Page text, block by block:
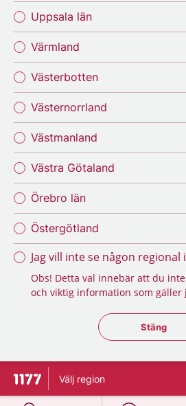
Uppsala län
Värmland
Västerbotten
Västernorrland
Västmanland
Västra Götaland
Örebro län
Östergötland
Jag vill inte se någon
Obs! Detta val innebär att du
och viktig information som gäller
Stäng
Stäng
Till startsidan för 1177
Välj region
på 1177.se
på